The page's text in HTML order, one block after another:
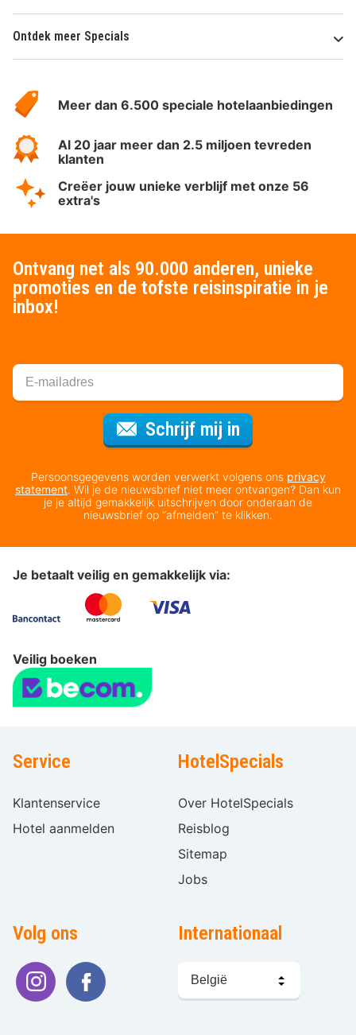
Ontdek meer Specials
HotelSpecials
Meer dan 6.500 speciale hotelaanbiedingen
Al 20 jaar meer dan 2.5 miljoen tevreden
klanten
Creëer jouw unieke verblijf met onze 56
extra's
Ontvang net als 90.000 anderen, unieke
promoties en de tofste reisinspiratie in je
inbox!
Schrijf mij in
Persoonsgegevens worden verwerkt volgens ons privacy
statement. Wil je de nieuwsbrief niet meer ontvangen? Dan kun
je je altijd gemakkelijk uitschrijven door onderaan de
nieuwsbrief op “afmelden” te klikken.
Je betaalt veilig en gemakkelijk via:
Veilig boeken
Service
Klantenservice
Hotel aanmelden
HotelSpecials
Over HotelSpecials
Reisblog
Sitemap
Jobs
Volg ons Internationaal
kiezen